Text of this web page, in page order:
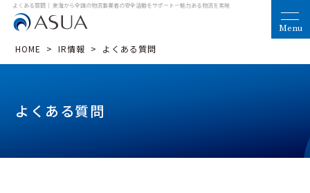
よくある質問｜ 東海から全国の物流事業者の安全活動をサポート－魅力ある物流を実現
HOME > IR情報 > よくある質問
よくある質問